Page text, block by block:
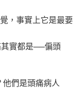
，事實上它是最要
實都是──偏頭
他們是頭痛病人